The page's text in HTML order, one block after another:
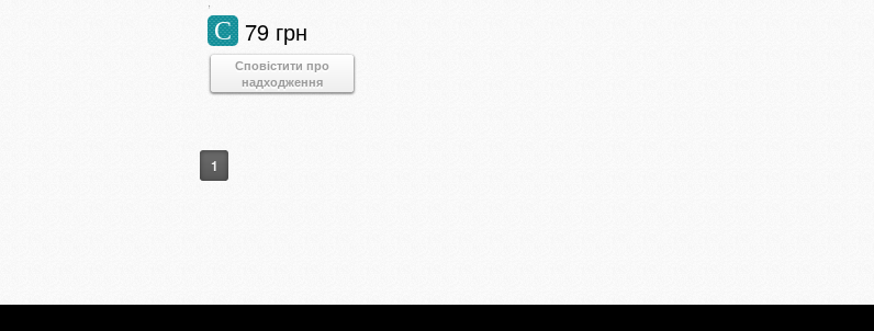
79 грн
С
Сповістити про
надходження
1